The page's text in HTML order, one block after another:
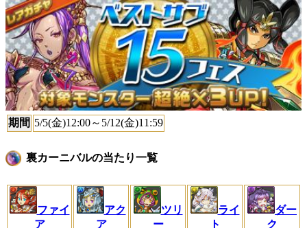
期間 5/5(金)12:00～5/12(金)11:59
裏カーニバルの当たり一覧
ファイ
ア
アク
ア
ツリ
ー
ライ
ト
ダー
ク